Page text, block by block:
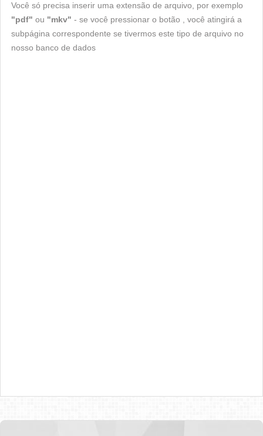
Você só precisa inserir uma extensão de arquivo, por exemplo
"pdf" ou "mkv" - se você pressionar o botão , você atingirá a
subpágina correspondente se tivermos este tipo de arquivo no
nosso banco de dados